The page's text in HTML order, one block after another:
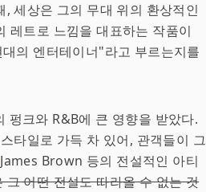
세상은 그의 무대 위의 환상적인
트로 느낌을 대표하는 작품이
의 엔터테이너"라고 부르는지를
펑크와 R&B에 큰 영향을 받았다.
타일로 가득 차 있어, 관객들이 그
Brown 등의 전설적인 아티
그 어떤 전설도 따라올 수 없는 것